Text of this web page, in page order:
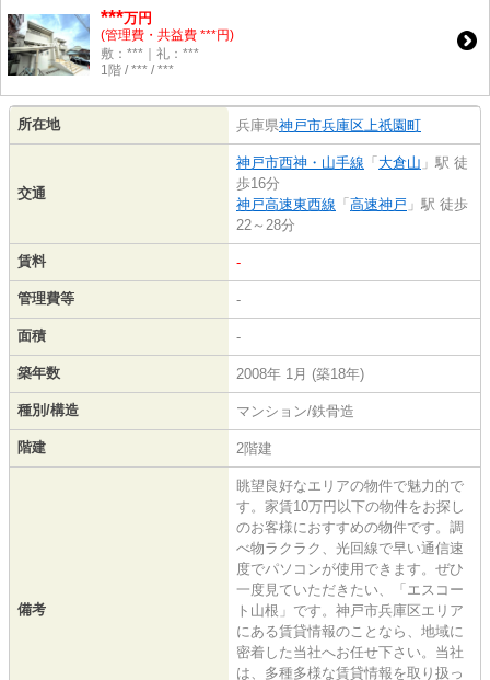
***万円
(管理費・共益費 ***円)
敷：***｜礼：***
1階 / *** / ***
所在地 兵庫県神戸市兵庫区上祇園町
交通
神戸市西神・山手線 「 大倉山 」駅 徒
歩16分
神戸高速東西線 「 高速神戸 」駅 徒歩
22～28分
賃料 -
管理費等 -
面積 -
築年数 2008年 1月 (築18年)
種別/構造 マンション/鉄骨造
階建 2階建
備考
眺望良好なエリアの物件で魅力的で
す。家賃10万円以下の物件をお探し
のお客様におすすめの物件です。調
べ物ラクラク、光回線で早い通信速
度でパソコンが使用できます。ぜひ
一度見ていただきたい、「エスコー
ト山根」です。神戸市兵庫区エリア
にある賃貸情報のことなら、地域に
密着した当社へお任せ下さい。当社
は、多種多様な賃貸情報を取り扱っ